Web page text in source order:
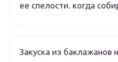
ее спелости. когда
Закуска из баклажанов